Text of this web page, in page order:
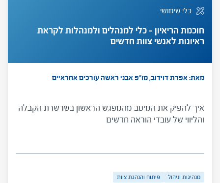
כלי שימושי
חוכמת הריאיון – כלי למנהלים ולמנהלות לקראת
ראיונות לאנשי צוות חדשים
מאת: אפרת דוידוב, מו"פ אבני ראשהעורכים אחראיים
איך להפיק את המיטב מהמפגש הראשון בשרשרת הקבלה
והליווי של עובדי הוראה חדשים
מנהיגות וניהול פיתוח והנהגת צוות